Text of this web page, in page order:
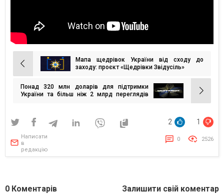
Навігація
записів
Мапа щедрівок України від сходу до
заходу: проєкт «Щедрівки Звідусіль»
Понад 320 млн доларів для підтримки
України та більш ніж 2 млрд переглядів
2 1
Написати
в
редакцію
0 2526
0 Коментарів Залишити свій коментар